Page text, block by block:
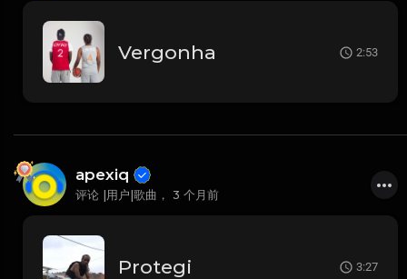
Vergonha 2:53
apexiq
评论 |用户|歌曲， 3 个月前
Protegi 3:27